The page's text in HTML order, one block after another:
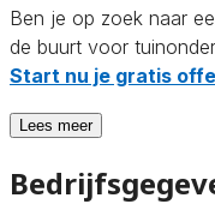
Ben je op zoek naar
de buurt voor
Start nu je gratis
Lees meer